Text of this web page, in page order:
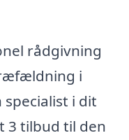
rådgivning
i
specialist i dit
3 tilbud til den